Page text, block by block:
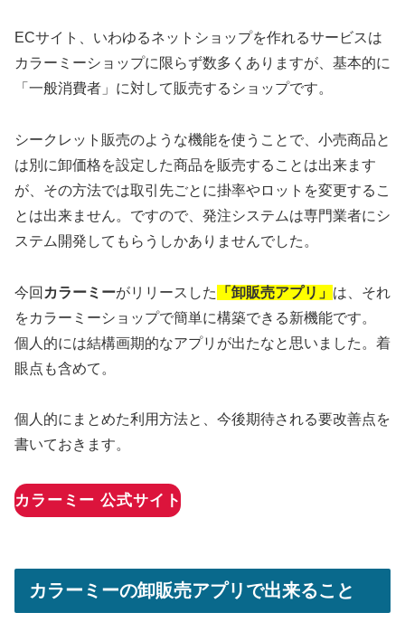
ECサイト、いわゆるネットショップを作れるサービスは
カラーミーショップに限らず数多くありますが、基本的に
「一般消費者」に対して販売するショップです。
シークレット販売のような機能を使うことで、小売商品と
は別に卸価格を設定した商品を販売することは出来ます
が、その方法では取引先ごとに掛率やロットを変更するこ
とは出来ません。ですので、発注システムは専門業者にシ
ステム開発してもらうしかありませんでした。
今回 カラーミーがリリースした 「卸販売アプリ」 は、それ
をカラーミーショップで簡単に構築できる新機能です。
個人的には結構画期的なアプリが出たなと思いました。着
眼点も含めて。
個人的にまとめた利用方法と、今後期待される要改善点を
書いておきます。
カラーミー 公式サイト
カラーミーの卸販売アプリで出来ること